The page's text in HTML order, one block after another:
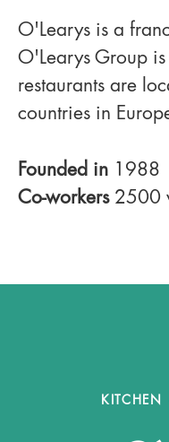
O'Learys is a
O'Learys Group
restaurants are
countries in
Founded in 1988
Co-workers 2500
KITCHEN